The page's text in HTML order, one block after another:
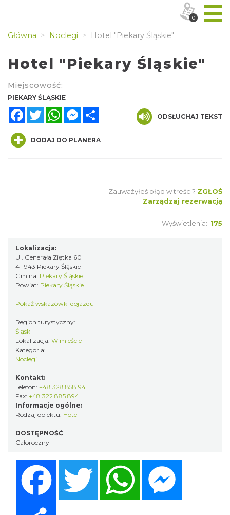
Główna Noclegi Hotel "Piekary Śląskie"
Hotel "Piekary Śląskie"
Miejscowość:
PIEKARY ŚLĄSKIE
FacebookTwitterWhatsAppMessenger
ODSŁUCHAJ TEKST
DODAJ DO PLANERA
Zauważyłeś błąd w treści? ZGŁOŚ
Zarządzaj rezerwacją
Wyświetlenia: 175
Lokalizacja:
Ul. Generała Ziętka 60
41-943 Piekary Śląskie
Gmina: Piekary Śląskie
Powiat: Piekary Śląskie
Pokaż wskazówki dojazdu
Region turystyczny:
Śląsk
Lokalizacja: W mieście
Kategoria:
Noclegi
Kontakt:
Telefon: +48 328 858 94
Fax: +48 322 885 894
Informacje ogólne:
Rodzaj obiektu: Hotel
DOSTĘPNOŚĆ
Całoroczny
Twitter WhatsApp
0